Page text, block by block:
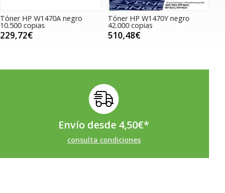
Tóner HP W1470A negro
10.500 copias
229,72€
Tóner HP W1470Y negro
42.000 copias
510,48€
Envío desde 4,50€*
consulta condiciones